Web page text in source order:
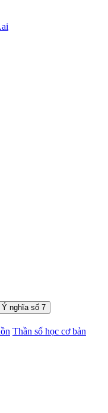
Ý nghĩa số 7
Thần số học cơ bản